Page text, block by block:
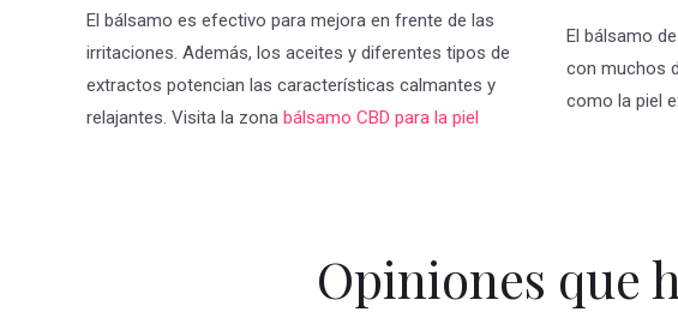
El bálsamo es efectivo para mejora en frente de las
irritaciones. Además, los aceites y diferentes tipos de
extractos potencian las características calmantes y
relajantes. Visita la zona bálsamo CBD para la piel
El bálsamo
con muchos
como la piel
Opiniones que